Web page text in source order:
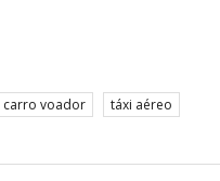
carro voador táxi aéreo